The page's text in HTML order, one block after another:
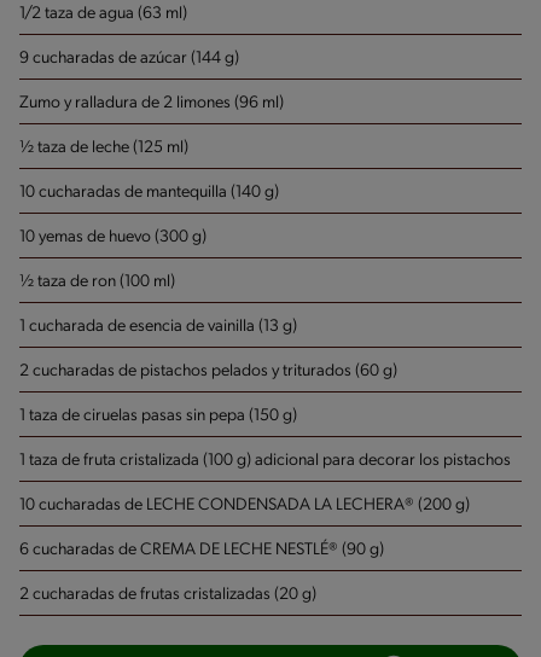
1/2 taza de agua (63 ml)
9 cucharadas de azúcar (144 g)
Zumo y ralladura de 2 limones (96 ml)
½ taza de leche (125 ml)
10 cucharadas de mantequilla (140 g)
10 yemas de huevo (300 g)
½ taza de ron (100 ml)
1 cucharada de esencia de vainilla (13 g)
2 cucharadas de pistachos pelados y triturados (60 g)
1 taza de ciruelas pasas sin pepa (150 g)
1 taza de fruta cristalizada (100 g) adicional para decorar los pistachos
10 cucharadas de LECHE CONDENSADA LA LECHERA® (200 g)
6 cucharadas de CREMA DE LECHE NESTLÉ® (90 g)
2 cucharadas de frutas cristalizadas (20 g)